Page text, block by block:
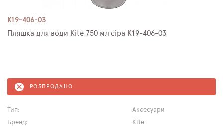
K19-406-03
Пляшка для води Kite 750 мл сіра K19-406-03
РОЗПРОДАНО
Тип:
Аксесуари
Бренд:
Kite